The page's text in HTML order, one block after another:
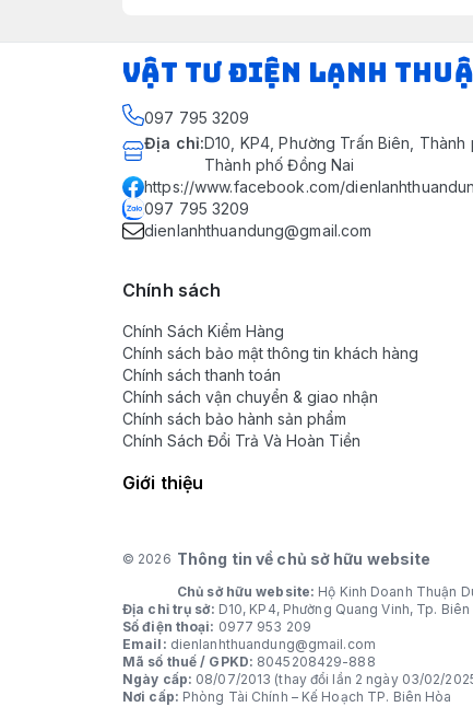
VẬT TƯ ĐIỆN LẠNH
097 795 3209
Địa chỉ:D10, KP4, Phường Trấn Biên,
Thành phố Đồng Nai
https://www.facebook.com/
097 795 3209
dienlanhthuandung@gmail.com
Chính sách
Chính Sách Kiểm Hàng
Chính sách bảo mật thông tin khách hàng
Chính sách thanh toán
Chính sách vận chuyển & giao nhận
Chính sách bảo hành sản phẩm
Chính Sách Đổi Trả Và Hoàn Tiền
Giới thiệu
© 2026 Thông tin về chủ sở hữu website
Chủ sở hữu website: Hộ Kinh Doanh Thuận
Địa chỉ trụ sở: D10, KP4, Phường Quang Vinh, Tp.
Số điện thoại: 0977 953 209
Email: dienlanhthuandung@gmail.com
Mã số thuế / GPKD: 8045208429-888
Ngày cấp: 08/07/2013 (thay đổi lần 2 ngày 03/02/
Nơi cấp: Phòng Tài Chính – Kế Hoạch TP. Biên Hòa